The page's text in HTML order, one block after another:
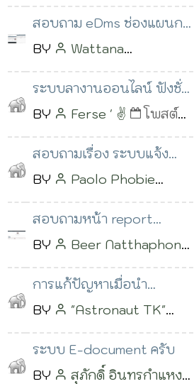
เมื่อ 15 ก.ย. 2560 เวลา
สอบถาม eDms ช่องแผนก
ครับ
BY
Wattana
Kuttachan
โพสต์เมื่อ 09
ระบบลางานออนไลน์ ฟังชั่น
พิมพ์เอกสาร
BY Ferse ' ✌️
โพสต์
เมื่อ 06 มิ.ย. 2566 เวลา
สอบถามเรื่อง ระบบแจ้ง
ซ่อม ครับ
BY
Paolo Phobie
โพสต์เมื่อ 30 ม.ค. 2562
สอบถามหน้า report
โปรแกรมจองห้องประชุม
เวลา Filter ข้อมูล
BY
Beer Natthaphon
Saelee
โพสต์เมื่อ 03
มิ.ย. 2566 เวลา 12:58 น.
การแก้ปัญหาเมื่อนำ
Kotchasan ไป Deploy ที่
windows server ที่เป็
BY
"Astronaut TK"
โพสต์เมื่อ 28 พ.ค. 2566
เวลา 11:22 น.
ระบบ E-document ครับ
BY
สุภักดิ์ อินทรกำแหง